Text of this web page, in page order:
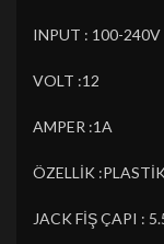
INPUT : 100-
VOLT :12
AMPER :1A
ÖZELLİK
JACK FİŞ ÇAPI :